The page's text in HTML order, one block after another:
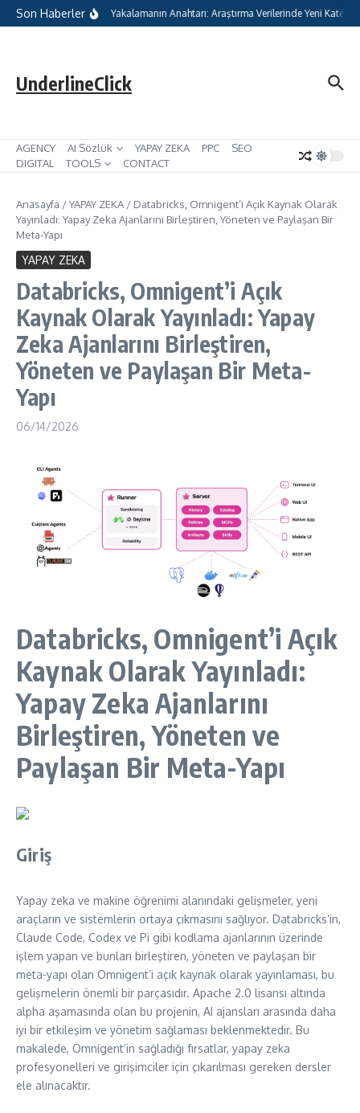
İçeriğe atla
Son Haberler
Pazarlamada Geleceği Yakalamanın Anahtarı: Araştırma Verilerinde Yeni
UnderlineClick
AGENCY AI Sözlük YAPAY ZEKA PPC
SEO
DIGITAL
TOOLS CONTACT
Anasayfa /YAPAY ZEKA / Databricks, Omnigent’i Açık Kaynak Olarak
Yayınladı: Yapay Zeka Ajanlarını Birleştiren, Yöneten ve Paylaşan Bir
Meta-Yapı
YAPAY ZEKA
Databricks, Omnigent’i Açık
Kaynak Olarak Yayınladı: Yapay
Zeka Ajanlarını Birleştiren,
Yöneten ve Paylaşan Bir Meta-
Yapı
06/14/2026
Databricks, Omnigent’i Açık
Kaynak Olarak Yayınladı:
Yapay Zeka Ajanlarını
Birleştiren, Yöneten ve
Paylaşan Bir Meta-Yapı
Giriş
Yapay zeka ve makine öğrenimi alanındaki gelişmeler, yeni
araçların ve sistemlerin ortaya çıkmasını sağlıyor. Databricks’in,
Claude Code, Codex ve Pi gibi kodlama ajanlarının üzerinde
işlem yapan ve bunları birleştiren, yöneten ve paylaşan bir
meta-yapı olan Omnigent’i açık kaynak olarak yayınlaması, bu
gelişmelerin önemli bir parçasıdır. Apache 2.0 lisansı altında
alpha aşamasında olan bu projenin, AI ajansları arasında daha
iyi bir etkileşim ve yönetim sağlaması beklenmektedir. Bu
makalede, Omnigent’in sağladığı fırsatlar, yapay zeka
profesyonelleri ve girişimciler için çıkarılması gereken dersler
ele alınacaktır.